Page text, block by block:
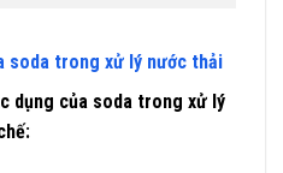
soda trong xử lý nước thải
dụng của soda trong xử lý